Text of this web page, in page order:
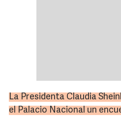
La Presidenta Claudia
el Palacio Nacional un